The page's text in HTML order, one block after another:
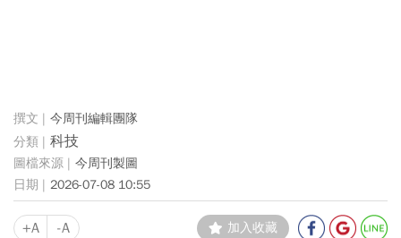
今周刊編輯團隊
科技
今周刊製圖
2026-07-08 10:55
+A -A 加入收藏